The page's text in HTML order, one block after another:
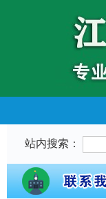
站内搜索：